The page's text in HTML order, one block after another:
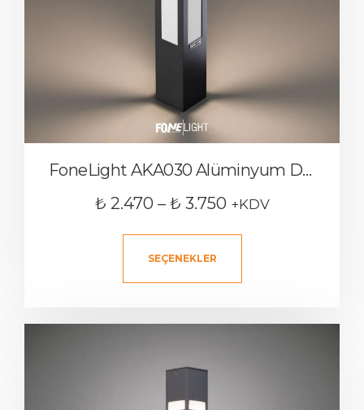
FoneLight AKA030 Alüminyum Dış Mekan Bollard Bahçe Aydınlatması
₺ 2.470 – ₺ 3.750 +KDV
SEÇENEKLER